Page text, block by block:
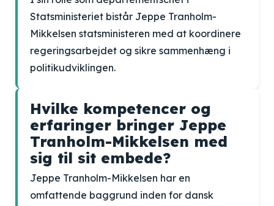
Statsministeriet bistår Jeppe Tranholm-
Mikkelsen statsministeren med at koordinere
regeringsarbejdet og sikre sammenhæng i
politikudviklingen.
Hvilke kompetencer og
erfaringer bringer Jeppe
Tranholm-Mikkelsen med
sig til sit embede?
Jeppe Tranholm-Mikkelsen har en
omfattende baggrund inden for dansk